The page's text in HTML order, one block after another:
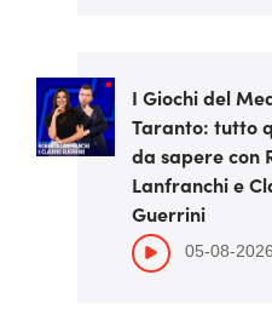
I Giochi del
Taranto: tutto
da sapere con
Lanfranchi e
Guerrini
05-08-2026